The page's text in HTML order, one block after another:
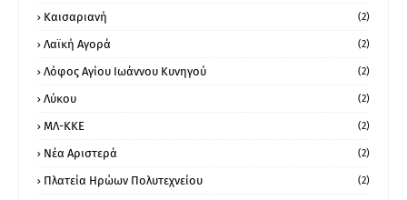
Καισαριανή (2)
Λαϊκή Αγορά (2)
Λόφος Αγίου Ιωάννου Κυνηγού (2)
Λύκου (2)
ΜΛ-ΚΚΕ (2)
Νέα Αριστερά (2)
Πλατεία Ηρώων Πολυτεχνείου (2)